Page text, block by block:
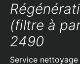
(filtre à
2490
Service